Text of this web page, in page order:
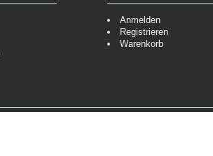
Anmelden
Registrieren
Warenkorb